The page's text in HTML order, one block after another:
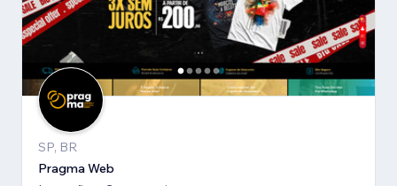
SP, BR
Pragma Web